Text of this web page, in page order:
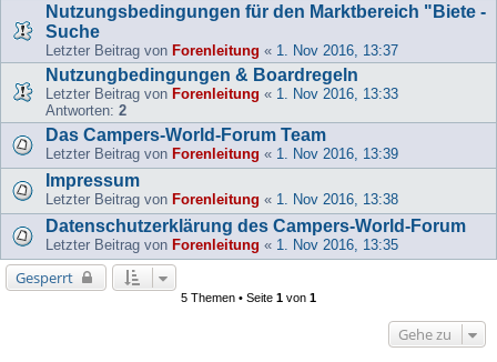
Nutzungsbedingungen für den Marktbereich "Biete -
Suche
Letzter Beitrag von Forenleitung « 1. Nov 2016, 13:37
Nutzungbedingungen & Boardregeln
Letzter Beitrag von Forenleitung « 1. Nov 2016, 13:33
Antworten: 2
Das Campers-World-Forum Team
Letzter Beitrag von Forenleitung « 1. Nov 2016, 13:39
Impressum
Letzter Beitrag von Forenleitung « 1. Nov 2016, 13:38
Datenschutzerklärung des Campers-World-Forum
Letzter Beitrag von Forenleitung « 1. Nov 2016, 13:35
Gesperrt
5 Themen • Seite 1 von 1
Gehe zu